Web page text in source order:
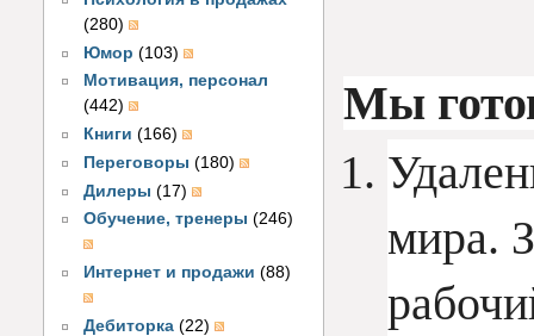
(280)
Юмор (103)
Мотивация, персонал
(442)
Книги (166)
Переговоры (180)
Дилеры (17)
Обучение, тренеры (246)
Интернет и продажи (88)
Дебиторка (22)
Мы
мира.